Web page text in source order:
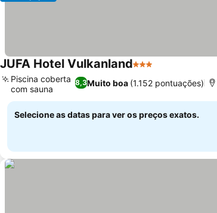
JUFA Hotel Vulkanland3 Estrelas
8,3Muito boa (1.152 pontuações)
Piscina coberta
com sauna
Selecione as datas para ver os preços exatos.